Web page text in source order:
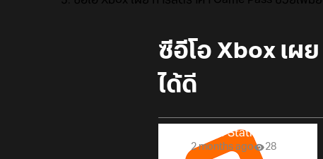
ซีอีโอ Xbox เผ
ได้ดี
Online Station
2 months ago 28